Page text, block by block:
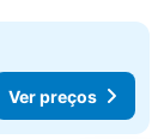
Ver preços